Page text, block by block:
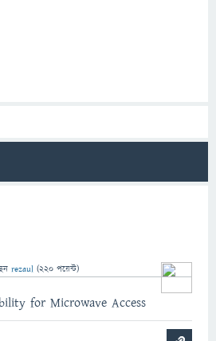
rezaul (220 পয়েন্ট)
for Microwave Access